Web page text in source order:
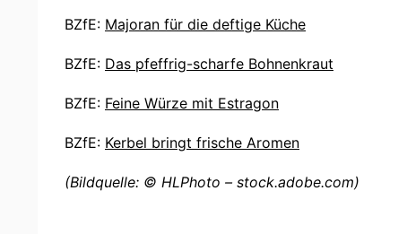
BZfE: Majoran für die deftige Küche
BZfE: Das pfeffrig-scharfe Bohnenkraut
BZfE: Feine Würze mit Estragon
BZfE: Kerbel bringt frische Aromen
(Bildquelle: © HLPhoto – stock.adobe.com)